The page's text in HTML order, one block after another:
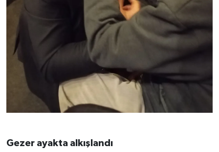
Gezer ayakta alkışlandı